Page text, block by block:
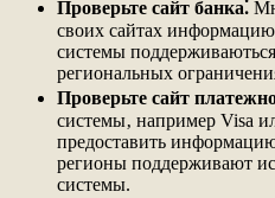
Проверьте сайт банка⁚
своих сайтах
системы
региональных
Проверьте сайт
системы‚ например Visa
предоставить
регионы поддерживают
системы.